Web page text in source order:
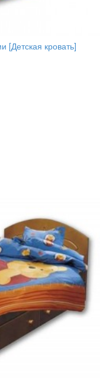
[Детская кровать]